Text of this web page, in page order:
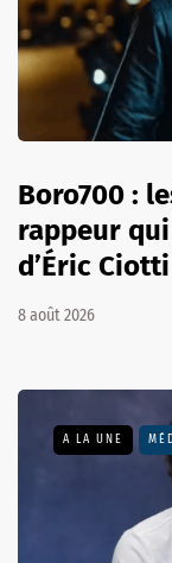
Boro700 :
rappeur
d’Éric
8 août 2026
A LA UNE